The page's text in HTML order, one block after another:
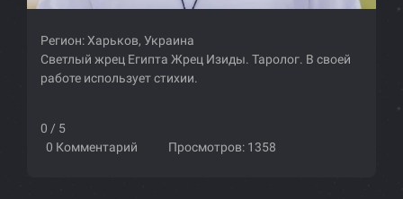
Регион:Харьков, Украина
Светлый жрец Египта Жрец Изиды. Таролог. В своей
работе использует стихии.
0 / 5
0 Комментарий
Просмотров: 1358